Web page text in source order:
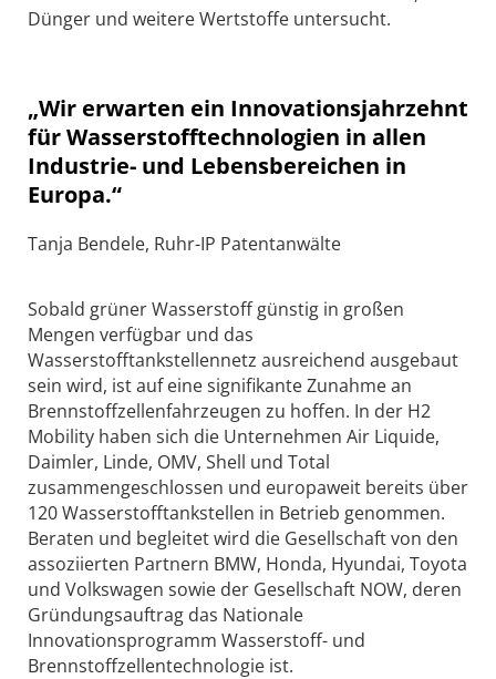
Dünger und weitere Wertstoffe untersucht.
„Wir erwarten ein Innovationsjahrzehnt
für Wasserstofftechnologien in allen
Industrie- und Lebensbereichen in
Europa.“
Tanja Bendele, Ruhr-IP Patentanwälte
Sobald grüner Wasserstoff günstig in großen
Mengen verfügbar und das
Wasserstofftankstellennetz ausreichend ausgebaut
sein wird, ist auf eine signifikante Zunahme an
Brennstoffzellenfahrzeugen zu hoffen. In der H2
Mobility haben sich die Unternehmen Air Liquide,
Daimler, Linde, OMV, Shell und Total
zusammengeschlossen und europaweit bereits über
120 Wasser­stofftankstellen in Betrieb genommen.
Beraten und begleitet wird die Gesellschaft von den
assoziierten Partnern BMW, Honda, Hyundai, Toyota
und Volkswagen sowie der Gesellschaft NOW, deren
Gründungsauftrag das Nationale
Innovationsprogramm Wasserstoff- und
Brennstoffzellentechnologie ist.